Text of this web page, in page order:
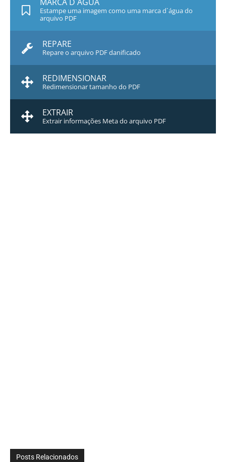
Estampe uma imagem como uma marca d`água do
arquivo PDF
REPARE
Repare o arquivo PDF danificado
REDIMENSIONAR
Redimensionar tamanho do PDF
EXTRAIR
Extrair informações Meta do arquivo PDF
Posts Relacionados